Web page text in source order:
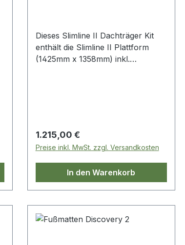
Dieses Slimline II Dachträger Kit
enthält die Slimline II Plattform
(1425mm x 1358mm) inkl.
Regulärer Preis:
1.215,00 €
Preise inkl. MwSt. zzgl. Versandkosten
In den Warenkorb